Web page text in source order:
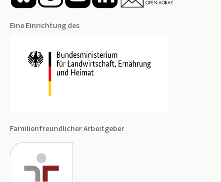
Eine Einrichtung des
Familienfreundlicher Arbeitgeber